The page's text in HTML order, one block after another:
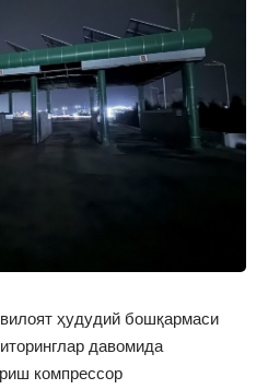
ҳудудий бошқармаси
давомида
компрессор